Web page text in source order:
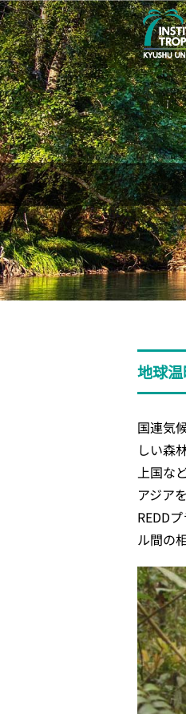
地球
国連気
しい森
上国な
アジア
REDD
ル間の